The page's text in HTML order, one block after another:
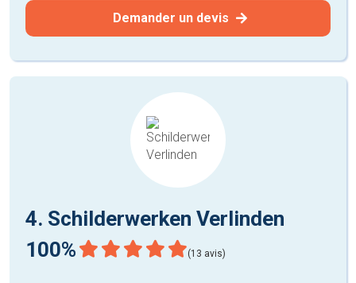
Demander un devis
4. Schilderwerken Verlinden
100%
(13 avis)